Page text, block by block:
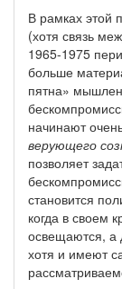
В рамках этой
(хотя связь
1965-1975
больше
пятна»
начинают
верующего
позволяет
становится
когда в своем
освещаются, а
хотя и имеют